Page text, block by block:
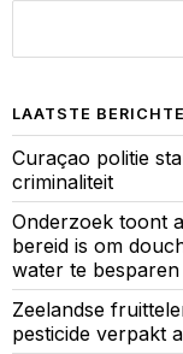
LAATSTE
Curaçao politie
criminaliteit
Onderzoek toont
bereid is om
water te besparen
Zeelandse
pesticide verpakt